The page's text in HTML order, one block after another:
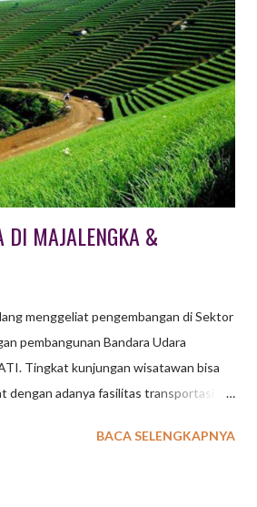
Ada juga yang hanya diikuti oleh
satu perusahaan maupun per divisi.
Gathering ? Sebenarnya apa saja
/ outing bagi sebuah instansi atau
dengan biaya yang dikeluarkan
secara ringkas mengenai
gathering atau outing adala...
DI MAJALENGKA &
menggeliat pengembangan di Sektor
pembangunan Bandara Udara
Tingkat kunjungan wisatawan bisa
dengan adanya fasilitas transportasi ini.
tingkat kunjungan tamu
BACA SELENGKAPNYA